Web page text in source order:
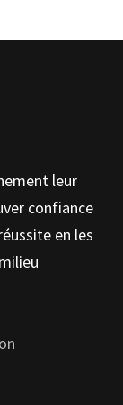
leur
confiance
en les